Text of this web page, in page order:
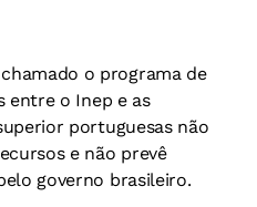
o programa de
entre o Inep e as
portuguesas não
e não prevê
governo brasileiro.